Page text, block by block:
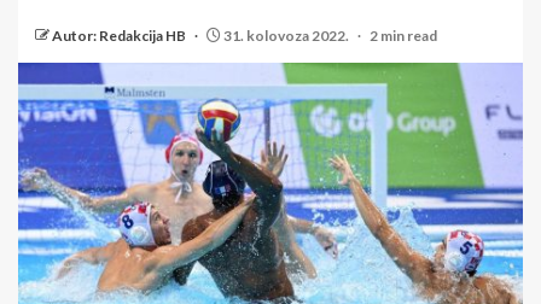
Autor: Redakcija HB 31. kolovoza 2022. 2 min read